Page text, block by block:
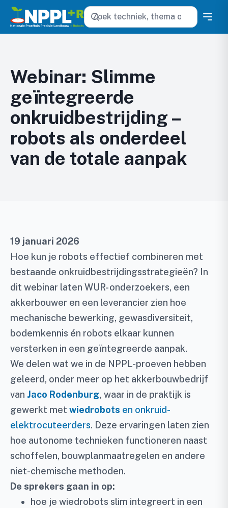
Zoeken
Webinar: Slimme
geïntegreerde
onkruidbestrijding –
robots als onderdeel
van de totale aanpak
19 januari 2026
Hoe kun je robots effectief combineren met
bestaande onkruidbestrijdingsstrategieën? In
dit webinar laten WUR- onderzoekers, een
akkerbouwer en een leverancier zien hoe
mechanische bewerking, gewasdiversiteit,
bodemkennis én robots elkaar kunnen
versterken in een geïntegreerde aanpak.
We delen wat we in de NPPL-proeven hebben
geleerd, onder meer op het akkerbouwbedrijf
van Jaco Rodenburg, waar in de praktijk is
gewerkt met wiedrobots en onkruid-
elektrocuteerders. Deze ervaringen laten zien
hoe autonome technieken functioneren naast
schoffelen, bouwplanmaatregelen en andere
niet-chemische methoden.
De sprekers gaan in op:
hoe je wiedrobots slim integreert in een